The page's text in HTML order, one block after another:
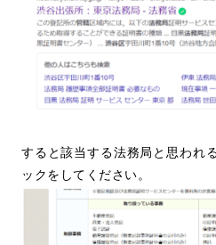
すると該当する法務局と思われ
ックをしてください。